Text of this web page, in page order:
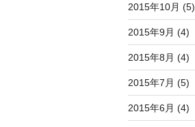
2015年10月 (5)
2015年9月 (4)
2015年8月 (4)
2015年7月 (5)
2015年6月 (4)